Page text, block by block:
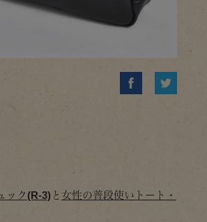
ック(R-3) と 女性の普段使いトート・